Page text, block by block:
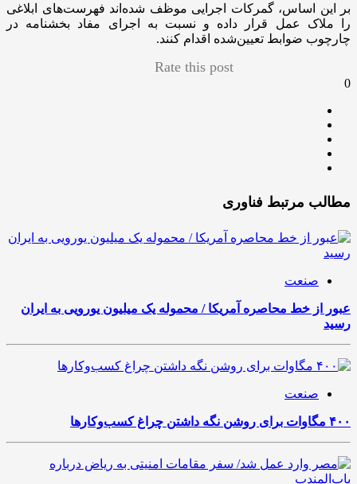
بر این اساس، گمرکات اجرایی موظف شده‌اند فهرست‌های ابلاغی
را ملاک عمل قرار داده و نسبت به اجرای مفاد بخشنامه در
چارچوب ضوابط تعیین‌شده اقدام کنند.
Rate this post
0
مطالب مرتبط فناوری
صنعت
عبور از خط محاصره آمریکا / محموله یک میلیون یورویی به ایران
رسید
صنعت
۴۰۰ مگاوات برای روشن نگه داشتن چراغ کسب‌وکار‌ها